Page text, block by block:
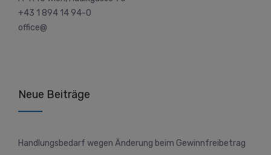
+43 1 894 14 94-0
office@
Neue Beiträge
Handlungsbedarf wegen Änderung beim Gewinnfreibetrag